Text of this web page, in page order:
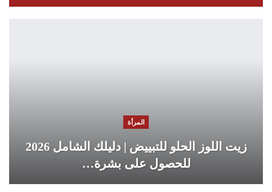
المرأة
زيت اللوز الحلو للتبييض | دليلك الشامل 2026
للحصول على بشرة…